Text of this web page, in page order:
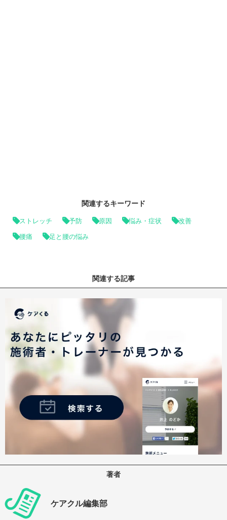
関連するキーワード
ストレッチ 予防 原因 悩み・症状 改善
腰痛 足と腰の悩み
関連する記事
著者
ケアクル編集部